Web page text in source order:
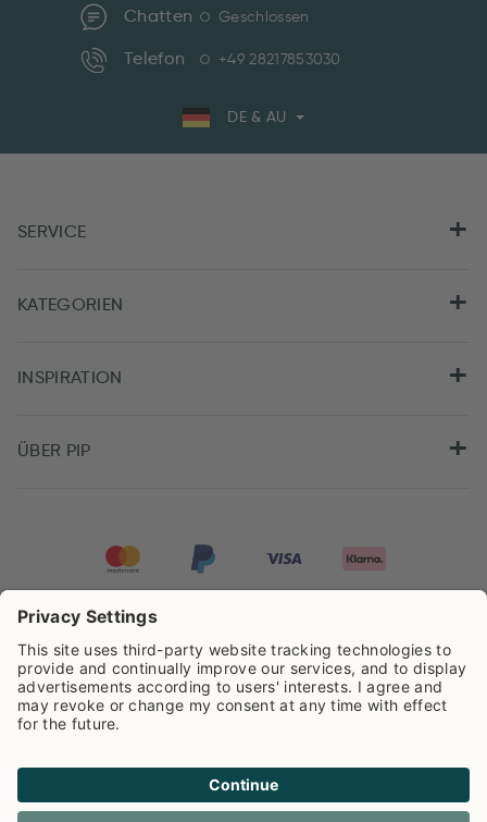
Chatten Geschlossen
Telefon +49 28217853030
DE & AU
SERVICE
KATEGORIEN
INSPIRATION
ÜBER PIP
auf der Grundlage von8.966Rezensionen ausgezeichnet.
Cookie info Datenschutzerklarüng Impressum